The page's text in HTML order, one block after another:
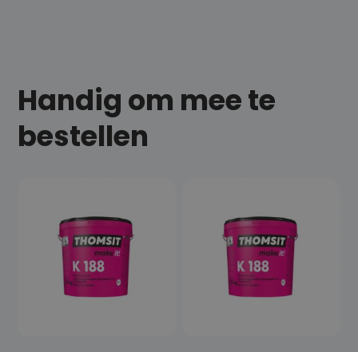
Handig om mee te
bestellen